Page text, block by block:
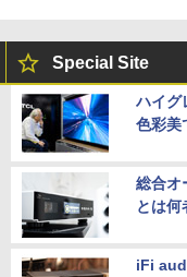
Special Site
ハイグ
色彩美
総合オ
とは何
iFi